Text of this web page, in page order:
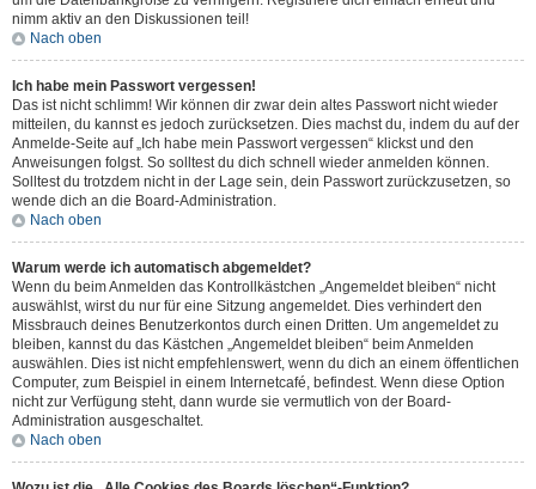
nimm aktiv an den Diskussionen teil!
Nach oben
Ich habe mein Passwort vergessen!
Das ist nicht schlimm! Wir können dir zwar dein altes Passwort nicht wieder
mitteilen, du kannst es jedoch zurücksetzen. Dies machst du, indem du auf der
Anmelde-Seite auf „Ich habe mein Passwort vergessen“ klickst und den
Anweisungen folgst. So solltest du dich schnell wieder anmelden können.
Solltest du trotzdem nicht in der Lage sein, dein Passwort zurückzusetzen, so
wende dich an die Board-Administration.
Nach oben
Warum werde ich automatisch abgemeldet?
Wenn du beim Anmelden das Kontrollkästchen „Angemeldet bleiben“ nicht
auswählst, wirst du nur für eine Sitzung angemeldet. Dies verhindert den
Missbrauch deines Benutzerkontos durch einen Dritten. Um angemeldet zu
bleiben, kannst du das Kästchen „Angemeldet bleiben“ beim Anmelden
auswählen. Dies ist nicht empfehlenswert, wenn du dich an einem öffentlichen
Computer, zum Beispiel in einem Internetcafé, befindest. Wenn diese Option
nicht zur Verfügung steht, dann wurde sie vermutlich von der Board-
Administration ausgeschaltet.
Nach oben